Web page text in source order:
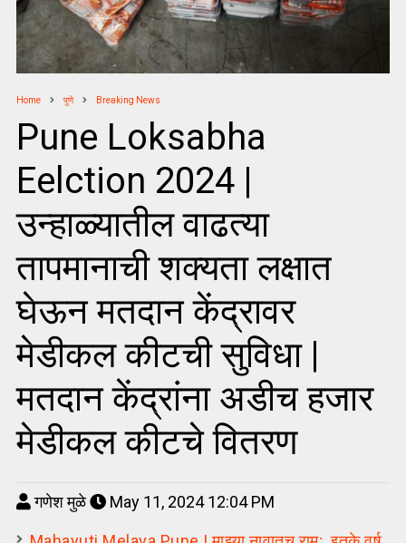
Home पुणे Breaking News
Pune Loksabha
Eelction 2024 |
उन्हाळ्यातील वाढत्या
तापमानाची शक्यता लक्षात
घेऊन मतदान केंद्रावर
मेडीकल कीटची सुविधा |
मतदान केंद्रांना अडीच हजार
मेडीकल कीटचे वितरण
गणेश मुळे May 11, 2024 12:04 PM